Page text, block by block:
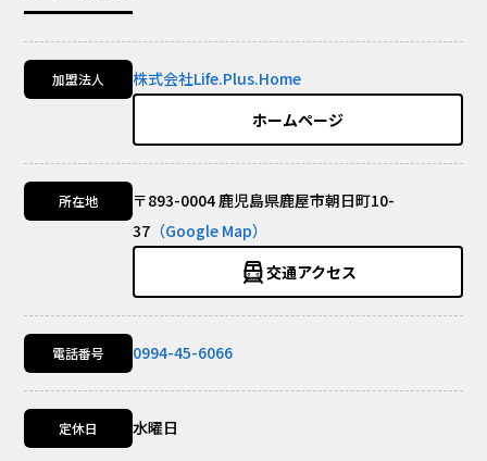
加盟法人
株式会社Life.Plus.Home
ホームページ
所在地
〒893-0004 鹿児島県鹿屋市朝日町10-
37 （Google Map）
交通アクセス
電話番号 0994-45-6066
定休日 水曜日